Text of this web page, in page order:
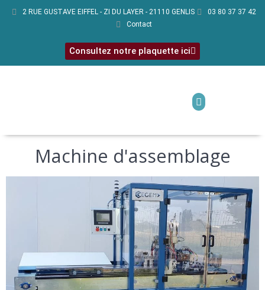
2 RUE GUSTAVE EIFFEL - ZI DU LAYER - 21110 GENLIS
03 80 37 37 42
Contact
Consultez notre plaquette ici
Machine d'assemblage